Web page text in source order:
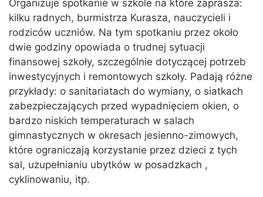
Organizuje spotkanie w szkole na które zaprasza:
kilku radnych, burmistrza Kurasza, nauczycieli i
rodziców uczniów. Na tym spotkaniu przez około
dwie godziny opowiada o trudnej sytuacji
finansowej szkoły, szczególnie dotyczącej potrzeb
inwestycyjnych i remontowych szkoły. Padają różne
przykłady: o sanitariatach do wymiany, o siatkach
zabezpieczających przed wypadnięciem okien, o
bardzo niskich temperaturach w salach
gimnastycznych w okresach jesienno-zimowych,
które ograniczają korzystanie przez dzieci z tych
sal, uzupełnianiu ubytków w posadzkach ,
cyklinowaniu, itp.